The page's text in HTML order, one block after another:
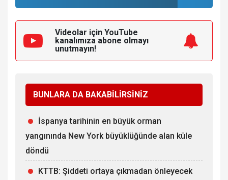
Videolar için YouTube
kanalımıza abone olmayı
unutmayın!
BUNLARA DA BAKABİLİRSİNİZ
İspanya tarihinin en büyük orman
yangınında New York büyüklüğünde alan küle
döndü
KTTB: Şiddeti ortaya çıkmadan önleyecek